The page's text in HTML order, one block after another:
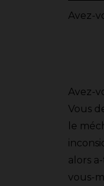
Avez-
Avez-
Vous
le
alors
vous-